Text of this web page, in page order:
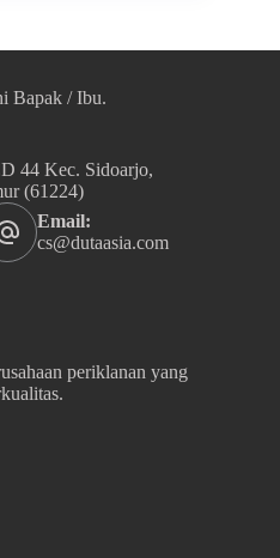
Bapak / Ibu.
44 Kec. Sidoarjo,
(61224)
Email:
cs@dutaasia.com
periklanan yang